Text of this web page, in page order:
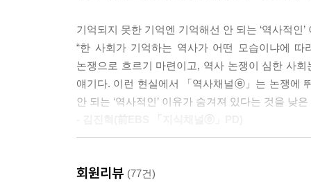
자신이 본 것을 잊지 않기 위해
일기를 쓴 세 소녀
역사를 잊지 않기 위해
일기를 쓴 세 소녀
기억되지 못한 기억엔 기억해선 안 되는 ‘역사적인
“한 사회가 기억하는 역사가 어떤 모습이냐에
논쟁으로 흐르기 마련이고, 역사 논쟁이 심한 사
얘기다. 이런 현실에서 「역사채널ⓔ」는 논쟁에
안 되는 ‘역사적인’ 이유가 숨겨져 있다는 것을 낮
“‘한 번의 젊음, 어떻게 살 것인가!’라는 묵직한
회원리뷰 (77건)